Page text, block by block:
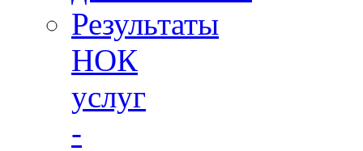
Результаты
НОК
услуг
-